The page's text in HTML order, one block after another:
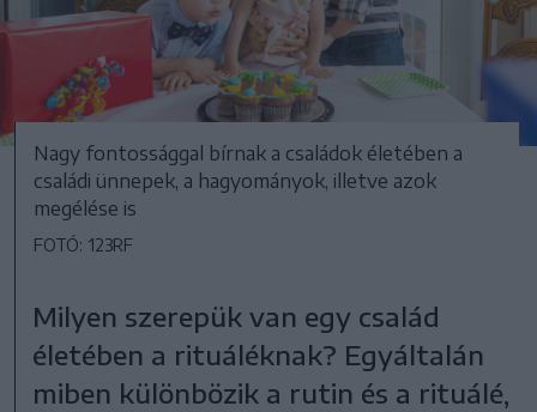
Nagy fontossággal bírnak a családok életében a
családi ünnepek, a hagyományok, illetve azok
megélése is
FOTÓ: 123RF
Milyen szerepük van egy család
életében a rituáléknak? Egyáltalán
miben különbözik a rutin és a rituálé,